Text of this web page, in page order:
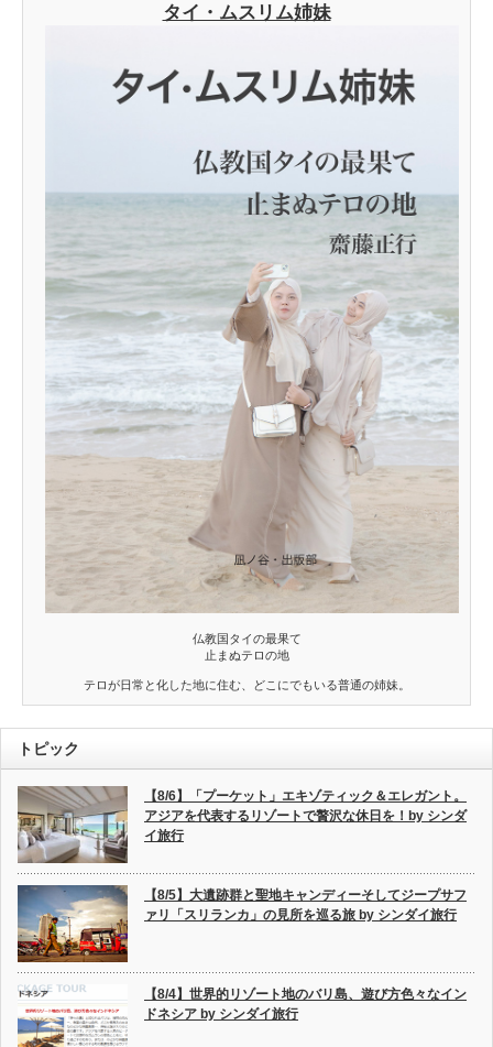
タイ・ムスリム姉妹
仏教国タイの最果て
止まぬテロの地
テロが日常と化した地に住む、どこにでもいる普通の姉妹。
トピック
【8/6】「プーケット」エキゾティック＆エレガント。
アジアを代表するリゾートで贅沢な休日を！by シンダ
イ旅行
【8/5】大遺跡群と聖地キャンディーそしてジープサフ
ァリ「スリランカ」の見所を巡る旅 by シンダイ旅行
【8/4】世界的リゾート地のバリ島、遊び方色々なイン
ドネシア by シンダイ旅行